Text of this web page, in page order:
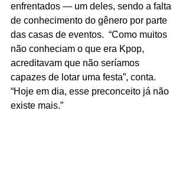
enfrentados — um deles, sendo a falta
de conhecimento do gênero por parte
das casas de eventos.  “Como muitos
não conheciam o que era Kpop,
acreditavam que não seríamos
capazes de lotar uma festa”, conta.
“Hoje em dia, esse preconceito já não
existe mais.”